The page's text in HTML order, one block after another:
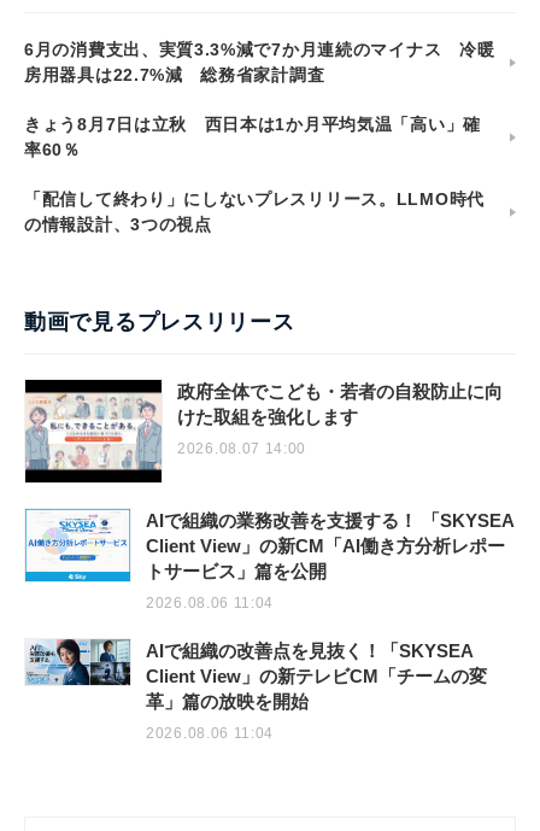
6月の消費支出、実質3.3%減で7か月連続のマイナス 冷暖
房用器具は22.7%減 総務省家計調査
きょう8月7日は立秋 西日本は1か月平均気温「高い」確
率60％
「配信して終わり」にしないプレスリリース。LLMO時代
の情報設計、3つの視点
動画で見るプレスリリース
政府全体でこども・若者の自殺防止に向
けた取組を強化します
2026.08.07 14:00
AIで組織の業務改善を支援する！ 「SKYSEA
Client View」の新CM「AI働き方分析レポー
トサービス」篇を公開
2026.08.06 11:04
AIで組織の改善点を見抜く！「SKYSEA
Client View」の新テレビCM「チームの変
革」篇の放映を開始
2026.08.06 11:04